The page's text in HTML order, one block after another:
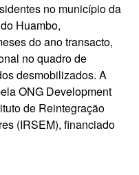
no município da
Huambo,
do ano transacto,
no quadro de
desmobilizados. A
ONG Development
de Reintegração
(IRSEM), financiado